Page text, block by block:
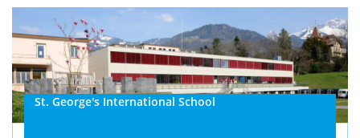
St. George's International School